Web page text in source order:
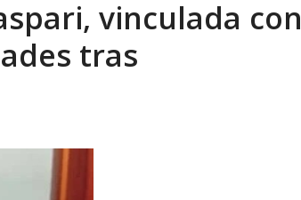
vinculada con
tras